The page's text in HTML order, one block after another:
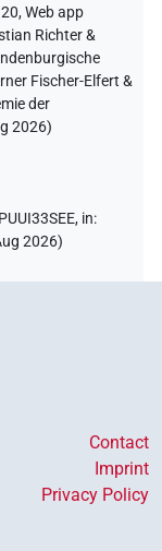
Web app
Richter &
Fischer-Elfert &
der
2026)
in:
2026)
Contact
Imprint
Privacy Policy